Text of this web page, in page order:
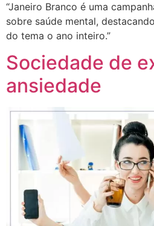
“Janeiro Branco é uma
sobre saúde mental,
do tema o ano inteiro.”
Sociedade de
ansiedade